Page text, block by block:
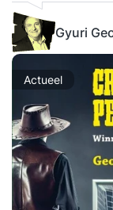
Gyuri
Actueel